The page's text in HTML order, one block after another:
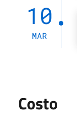
10
MAR
Costo